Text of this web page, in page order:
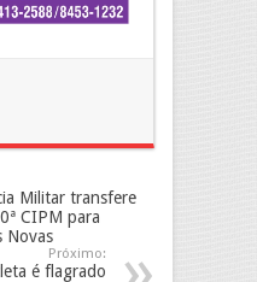
Militar transfere
CIPM para
Novas
Próximo:
é flagrado